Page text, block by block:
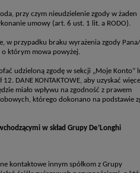
przy czym nieudzielenie zgody w żaden
umowy (art. 6 ust. 1 lit. a RODO).
w przypadku braku wyrażenia zgody
o którym mowa powyżej.
udzieloną zgodę w sekcji „Moje Konto”
DANE KONTAKTOWE, aby uzyskać
miało wpływu na zgodność z prawem
którego dokonano na podstawie
w skład Grupy De’Longhi
kontaktowe innym spółkom z Grupy